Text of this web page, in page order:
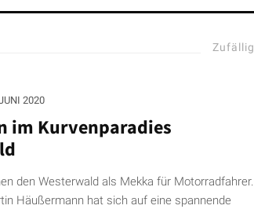
Zufällig
2020
im Kurvenparadies
den Westerwald als Mekka für Motorradfahrer.
Häußermann hat sich auf eine spannende